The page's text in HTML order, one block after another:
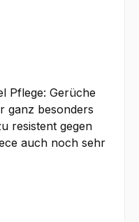
Pflege: Gerüche
ganz besonders
resistent gegen
auch noch sehr